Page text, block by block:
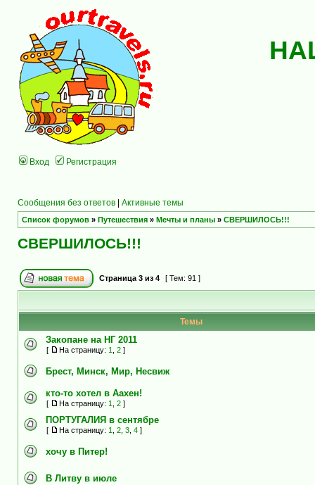
Вход Регистрация
Сообщения без ответов | Активные темы
Список форумов » Путешествия » Мечты и планы » СВЕРШИЛОСЬ!!!
СВЕРШИЛОСЬ!!!
Страница 3 из 4 [ Тем: 91 ]
Темы
Закопане на НГ 2011
[ На страницу: 1 2 ]
Брест, Минск, Мир, Несвиж
кто-то хотел в Аахен!
[ На страницу: 1 2 ]
ПОРТУГАЛИЯ в сентябре
[ На страницу: 1 2 3 4 ]
хочу в Питер!
В Литву в июле